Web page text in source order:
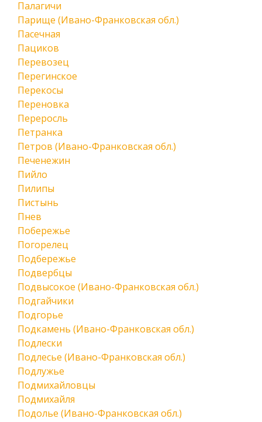
Палагичи
Парище (Ивано-Франковская обл.)
Пасечная
Пациков
Перевозец
Перегинское
Перекосы
Переновка
Переросль
Петранка
Петров (Ивано-Франковская обл.)
Печенежин
Пийло
Пилипы
Пистынь
Пнев
Побережье
Погорелец
Подбережье
Подвербцы
Подвысокое (Ивано-Франковская обл.)
Подгайчики
Подгорье
Подкамень (Ивано-Франковская обл.)
Подлески
Подлесье (Ивано-Франковская обл.)
Подлужье
Подмихайловцы
Подмихайля
Подолье (Ивано-Франковская обл.)